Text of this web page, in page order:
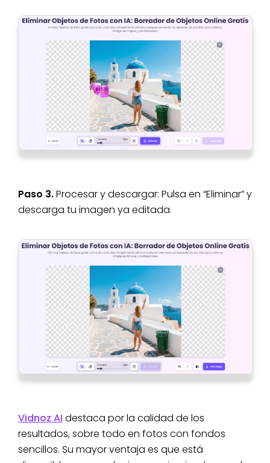
Paso 3.Procesar y descargar: Pulsa en “Eliminar” y
descarga tu imagen ya editada.
Vidnoz AI destaca por la calidad de los
resultados, sobre todo en fotos con fondos
sencillos. Su mayor ventaja es que está